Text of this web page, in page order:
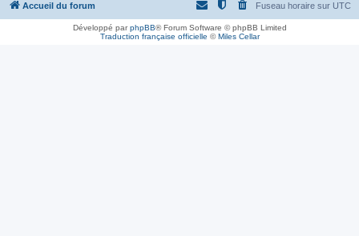
Accueil du forum Fuseau horaire sur UTC
Développé parphpBB® Forum Software © phpBB Limited
Traduction française officielle ©Miles Cellar